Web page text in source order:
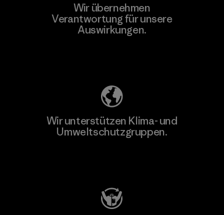
Wir übernehmen
Verantwortung für unsere
Auswirkungen.
Wir unterstützen Klima- und
Umweltschutzgruppen.